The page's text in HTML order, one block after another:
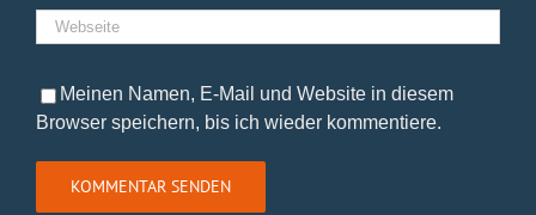
Meinen Namen, E-Mail und Website in diesem
Browser speichern, bis ich wieder kommentiere.